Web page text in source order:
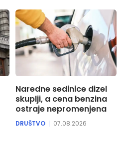
Naredne sedinice dizel
skuplji, a cena benzina
ostraje nepromenjena
DRUŠTVO 07.08.2026